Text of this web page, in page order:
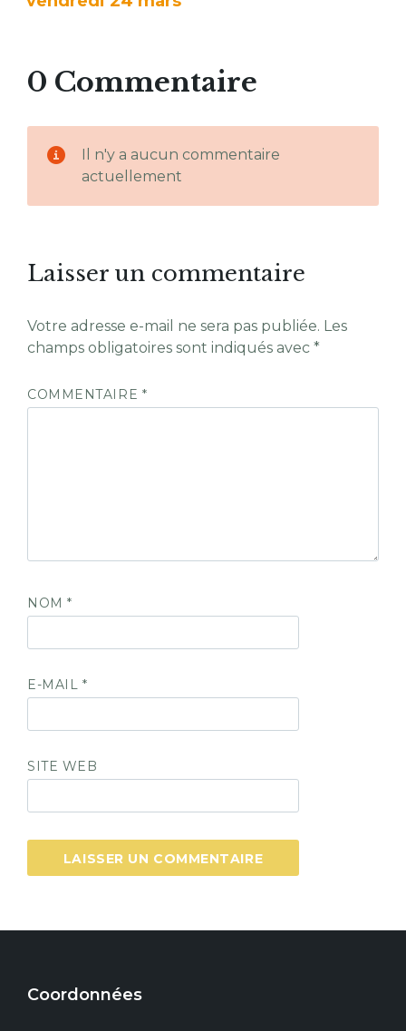
0 Commentaire
Il n'y a aucun commentaire
actuellement
Laisser un commentaire
Votre adresse e-mail ne sera pas publiée. Les
champs obligatoires sont indiqués avec *
COMMENTAIRE *
NOM*
E-MAIL *
SITE WEB
Coordonnées